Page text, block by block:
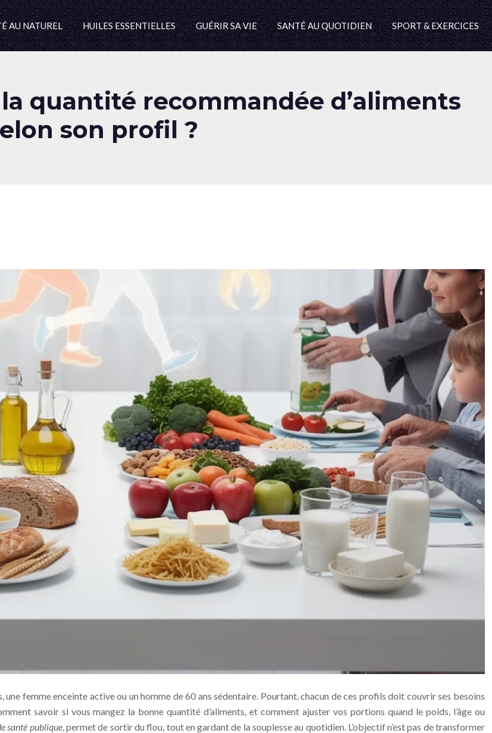
AU NATUREL HUILES ESSENTIELLES GUÉRIR SA VIE SANTÉ AU QUOTIDIEN SPORT & EXERCICES
quantité recommandée d’aliments
son profil ?
femme enceinte active ou un homme de 60 ans sédentaire. Pourtant, chacun de ces profils doit couvrir ses besoins
savoir si vous mangez la bonne quantité d’aliments, et comment ajuster vos portions quand le poids, l’âge ou
santé publique, permet de sortir du flou, tout en gardant de la souplesse au quotidien. L’objectif n’est pas de transformer